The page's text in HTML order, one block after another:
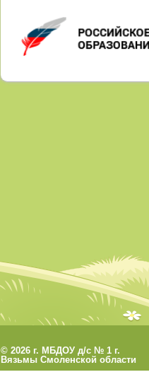
© 2026 г. МБДОУ д/с № 1 г.
Вязьмы Смоленской области